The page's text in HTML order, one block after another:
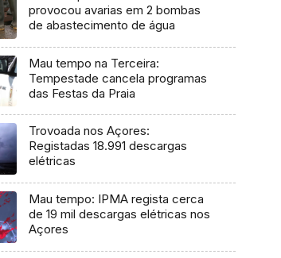
provocou avarias em 2 bombas
de abastecimento de água
Mau tempo na Terceira:
Tempestade cancela programas
das Festas da Praia
Trovoada nos Açores:
Registadas 18.991 descargas
elétricas
Mau tempo: IPMA regista cerca
de 19 mil descargas elétricas nos
Açores